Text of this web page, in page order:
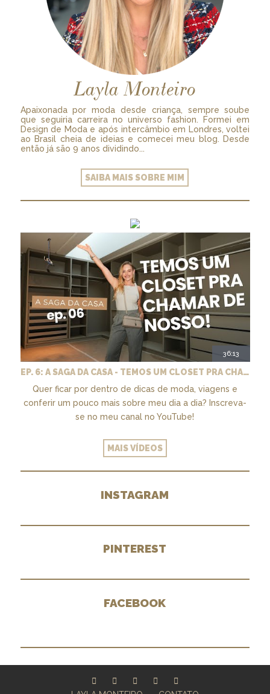
Layla Monteiro
Apaixonada por moda desde criança, sempre soube
que seguiria carreira no universo fashion. Formei em
Design de Moda e após intercâmbio em Londres, voltei
ao Brasil cheia de ideias e comecei meu blog. Desde
então já são 9 anos dividindo...
SAIBA MAIS SOBRE MIM
36:13
EP. 6: A SAGA DA CASA - TEMOS UM CLOSET PRA CHAMAR DE NOSSO + MARCENARIA E PAISAGISMO
Quer ficar por dentro de dicas de moda, viagens e
conferir um pouco mais sobre meu dia a dia? Inscreva-
se no meu canal no YouTube!
MAIS VÍDEOS
INSTAGRAM
PINTEREST
FACEBOOK